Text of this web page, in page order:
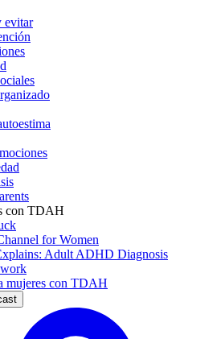
evitar
con TDAH
for Women
Adult ADHD Diagnosis
mujeres con TDAH